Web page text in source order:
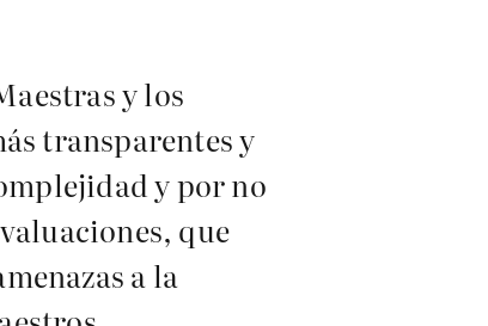
y los
transparentes y
y por no
que
a la